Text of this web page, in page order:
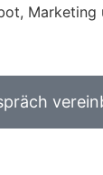
Marketing